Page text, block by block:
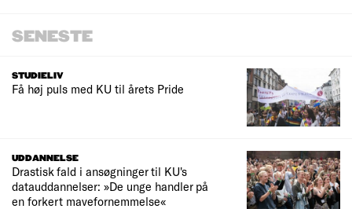
SENESTE
STUDIELIV
Få høj puls med KU til årets Pride
UDDANNELSE
Drastisk fald i ansøgninger til KU's
datauddannelser: »De unge handler på
en forkert mavefornemmelse«